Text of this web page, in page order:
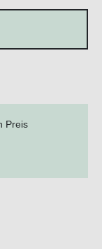
Preis